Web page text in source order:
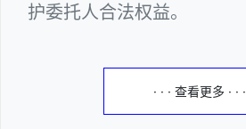
护委托人合法权益。
· · · 查看更多 · · ·